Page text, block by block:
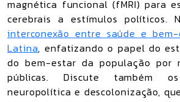
magnética funcional (fMRI) para
cerebrais a estímulos políticos.
interconexão entre saúde e
Latina, enfatizando o papel do
do bem-estar da população por
públicas. Discute também
neuropolítica e descolonização,